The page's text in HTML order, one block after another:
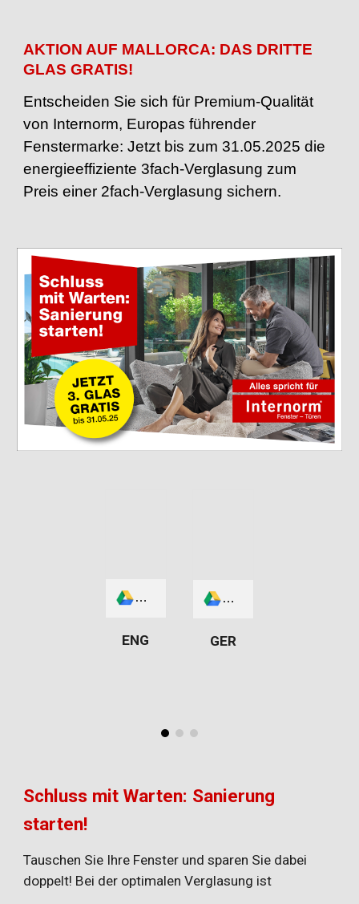
AKTION AUF MALLORCA: DAS DRITTE
GLAS GRATIS!
Entscheiden Sie sich für Premium-Qualität
von Internorm, Europas führender
Fenstermarke: Jetzt bis zum 31.05.2025 die
energieeffiziente 3fach-Verglasung zum
Preis einer 2fach-Verglasung sichern.
ENG GER
Schluss mit Warten: Sanierung
starten!
Tauschen Sie Ihre Fenster und sparen Sie dabei
doppelt! Bei der optimalen Verglasung ist